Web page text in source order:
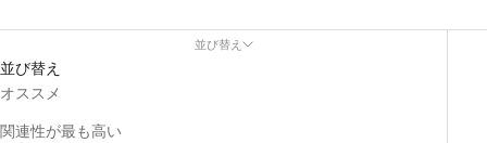
並び替え
並び替え
オススメ
関連性が最も高い